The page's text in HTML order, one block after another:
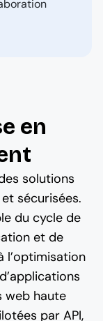
en
solutions
sécurisées.
du cycle de
et de
l’optimisation
web haute
par API,